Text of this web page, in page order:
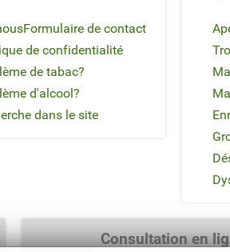
Formulaire de contact
de confidentialité
de tabac?
d'alcool?
dans le site
Consultation en